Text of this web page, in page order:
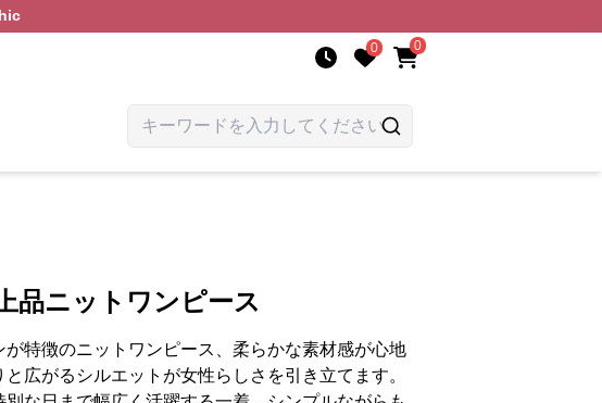
0 0
品ニットワンピース
が特徴のニットワンピース、柔らかな素材感が心地
と広がるシルエットが女性らしさを引き立てます。